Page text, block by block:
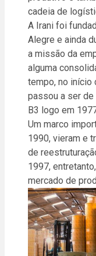
cadeia de
A Irani foi
Alegre e ainda
a missão da
alguma
tempo, no início
passou a ser
B3 logo em
Um marco
1990, vieram e
de
1997,
mercado de